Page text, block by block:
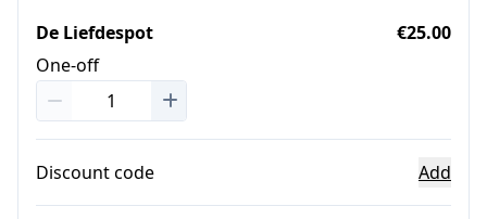
De Liefdespot
One-off
€25.00
Discount code Add